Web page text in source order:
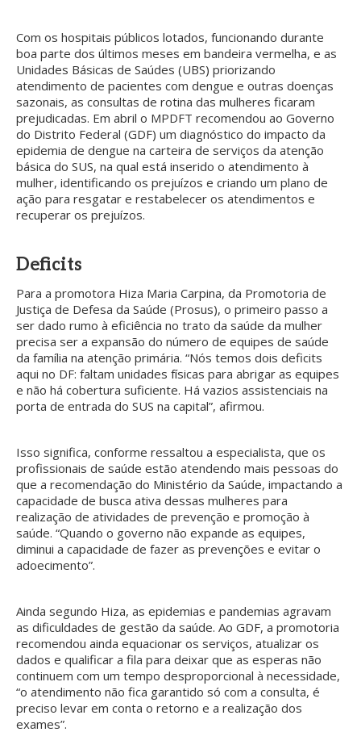
Com os hospitais públicos lotados, funcionando durante
boa parte dos últimos meses em bandeira vermelha, e as
Unidades Básicas de Saúdes (UBS) priorizando
atendimento de pacientes com dengue e outras doenças
sazonais, as consultas de rotina das mulheres ficaram
prejudicadas. Em abril o MPDFT recomendou ao Governo
do Distrito Federal (GDF) um diagnóstico do impacto da
epidemia de dengue na carteira de serviços da atenção
básica do SUS, na qual está inserido o atendimento à
mulher, identificando os prejuízos e criando um plano de
ação para resgatar e restabelecer os atendimentos e
recuperar os prejuízos.
Deficits
Para a promotora Hiza Maria Carpina, da Promotoria de
Justiça de Defesa da Saúde (Prosus), o primeiro passo a
ser dado rumo à eficiência no trato da saúde da mulher
precisa ser a expansão do número de equipes de saúde
da família na atenção primária. “Nós temos dois deficits
aqui no DF: faltam unidades físicas para abrigar as equipes
e não há cobertura suficiente. Há vazios assistenciais na
porta de entrada do SUS na capital”, afirmou.
Isso significa, conforme ressaltou a especialista, que os
profissionais de saúde estão atendendo mais pessoas do
que a recomendação do Ministério da Saúde, impactando a
capacidade de busca ativa dessas mulheres para
realização de atividades de prevenção e promoção à
saúde. “Quando o governo não expande as equipes,
diminui a capacidade de fazer as prevenções e evitar o
adoecimento”.
Ainda segundo Hiza, as epidemias e pandemias agravam
as dificuldades de gestão da saúde. Ao GDF, a promotoria
recomendou ainda equacionar os serviços, atualizar os
dados e qualificar a fila para deixar que as esperas não
continuem com um tempo desproporcional à necessidade,
“o atendimento não fica garantido só com a consulta, é
preciso levar em conta o retorno e a realização dos
exames”.